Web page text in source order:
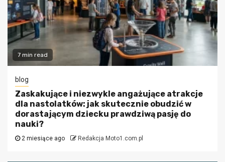
7 min read
blog
Zaskakujące i niezwykle angażujące atrakcje
dla nastolatków: jak skutecznie obudzić w
dorastającym dziecku prawdziwą pasję do
nauki?
2 miesiące ago Redakcja Moto1.com.pl